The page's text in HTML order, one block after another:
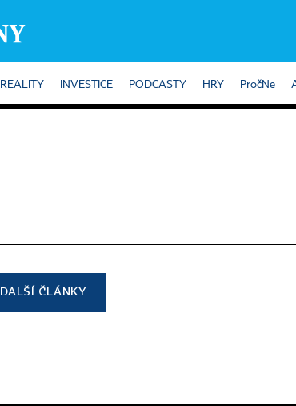
REALITY INVESTICE PODCASTY HRY PročNe
DALŠÍ ČLÁNKY